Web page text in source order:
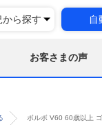
から探す 自
お客さまの声
ボルボ V60 60歳以上